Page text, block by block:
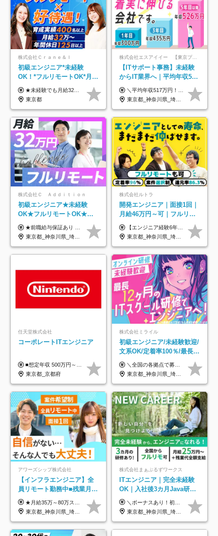
株式会社Ｃｒａｎｅ＆Ｉ
初級エンジニア*未経験
OK！*フルリモートOK*月給
32万～*残業月9.8h*1ヶ月の
研修*資格取得率100％
★未経験でも月給32万円スタート★ 月収32万円～35万円＋各種手当（資格手当だけで毎月15万の上乗せ実績あり！） ★資格手当豊富！1資格につき最大3万円支給 ★功績手当の導入で、毎月のお給与に上乗せで最大10万円支給している社員も！ ★1回の昇級で年収数十万UPも可 ★ゆくゆくは年収1000万以上も目指せる 年俸384万円～1,162万8,000円（12分割） ※経験・スキルを考慮の上決定します ※上記金額には固定残業代（月30h分・60,800円～66,500円）を含みます ※超過分は別途全額支給します ※試用期間2ヶ月間あり（その他待遇に差異はありません）
東京都
株式会社エスアイイー 【東京プロマーケット上場】
【ITサポート事務】未経験
からIT業界へ｜平均年収517
万円｜ホワイト企業認定｜
年休134日｜リモートOK
＼平均年収517万円！入社5年目まで毎年必ず昇給／ ■賞与年3回 ■年収800万円以上も可 ■入社3年以上の平均年収469.2万円 月給23万2000円以上＋賞与年3回＋各種手当 ☆入社5年目まで最大1万5000円の定期昇給を確約 ┃各種手当充実 ・規定の資格を取得すれば、2000円～5万円を毎月支給（2万4000円～60万円／年） ・研修中に取得した取得率95％の資格でも研修後の給料UP ※月給は年齢・経験・能力を考慮して、優遇いたします ※上記月給金額は固定残業代（20時間/3万1300円円以上）を含み、超過分は別途支給いたします ※試用期間（6ヶ月）は月給に変動はありますが、その他待遇に差異はありません ├入社後1ヶ月～3ヶ月間は、月給20万1900円となります └上記金額は固定残業代（10時間／1万6000円）を含み、超過分は別途支給いたします
東京都_神奈川県_埼玉県_千葉県_大阪府_愛知県_北海道_青森県_岩手県_宮城県_秋田県_山形県_福島県_茨城県_栃木県_群馬県_新潟県_山梨県_長野県_富山県_石川県_福井県_静岡県_岐阜県_三重県_兵庫県_京都府_滋賀県_奈良県_和歌山県_広島県_岡山県_鳥取県_島根県_山口県_徳島県_香川県_愛媛県_高知県_福岡県_熊本県_佐賀県_長崎県_大分県_宮崎県_鹿児島県_沖縄県
株式会社Ｃ Ａｄｄｉｔｉｏｎ
初級エンジニア★未経験
OK★フルリモートOK★月
給32万円～★残業月10h＆
年休120日以上★副業可
★前職給与保証あり ★月給32万円以上＋インセンティブあり 月給32万円以上＋インセンティブ＋各種手当 ※上記には固定残業代（月30時間・44,400円～）を含みます ※超過分は別途支給します ※試用期間はございません ★＼成果＝あなたの収入／★ 【1】案件単価ー8万円＝あなたの給与 参画したプロジェクトの案件単価から 一律8万円引いた金額があなたの給与です！ （月給例） ■1人称での構築・小規模な詳細設計 案件単価55万円ー8万円＝月給47万円（還元率85.5%） ■大型案件の設計・構築やプロジェクト管理 案件単価90万円ー8万円＝月給82万円（還元率91.1%） ‥‥‥‥‥‥‥‥‥‥‥‥‥‥‥‥‥‥ 【2】月給の他にも豊富なインセンティブあり 全員が月3～13万円のインセンティブをゲットしています！ ≪インセンティブ制度≫ 稼働している現場で増員・交代が発生し、 当社の人員を配属が決定した際に支給。 ◇C Addition正社員が参画 ：実粗利の10%／毎月 ◇協力会社所属の社員が参画：実粗利の30%／毎月 ≪リファラル制度≫ あなたの知り合いが当社のメンバーになった際に、 毎月1人あたり2万円支給します◎ ‥‥‥‥‥‥‥‥‥‥‥‥‥‥‥‥‥‥
東京都_神奈川県_埼玉県_千葉県_大阪府_愛知県_北海道_青森県_岩手県_宮城県_秋田県_山形県_福島県_茨城県_栃木県_群馬県_新潟県_山梨県_長野県_富山県_石川県_福井県_静岡県_岐阜県_三重県_兵庫県_京都府_滋賀県_奈良県_和歌山県_広島県_岡山県_鳥取県_島根県_山口県_徳島県_香川県_愛媛県_高知県_福岡県_熊本県_佐賀県_長崎県_大分県_宮崎県_鹿児島県_沖縄県
株式会社ルトラ
開発エンジニア｜面接1回｜
月給46万円～可｜フルリモ
ートも可｜案件選択制｜定
着率96％以上｜副業OK｜住
宅手当
【エンジニア経験6年以上の方】 月給46万円～100万円（固定残業代含む） ※上記月給には月30時間分の固定残業代（月8万7,400円～月19万円）を含む。超過分は全額支給。 【エンジニア経験4年以上の方】 月給42万円～100万円（固定残業代含む） ※上記月給には月30時間分の固定残業代（月7万9,800円～月19万円）を含む。超過分は全額支給。 【エンジニア経験4年未満の方】 月給38万円～100万円（固定残業代含む） ※上記月給には月30時間分の固定残業代（月7万2,200円～月19万円）を含む。超過分は全額支給。 ※経験、スキル、前職給与などを踏まえて決定。 ◆ルトラの給与制度のポイント！◆ ・社員の95%が入社時に年収UP！最高で300万円UPの実績も ・平均還元率86.3%（交通費・住宅手当・会社負担分の社保も含む） ・人柄やポテンシャルを評価し、スキル以上の希望年収を提示することも ・退職金制度やリファラル手当（平均50万円）あり
東京都_神奈川県_埼玉県_千葉県_大阪府_愛知県_北海道_青森県_岩手県_宮城県_秋田県_山形県_福島県_茨城県_栃木県_群馬県_新潟県_山梨県_長野県_富山県_石川県_福井県_静岡県_岐阜県_三重県_兵庫県_京都府_滋賀県_奈良県_和歌山県_広島県_岡山県_鳥取県_島根県_山口県_徳島県_香川県_愛媛県_高知県_福岡県_熊本県_佐賀県_長崎県_大分県_宮崎県_鹿児島県_沖縄県
任天堂株式会社
コーポレートITエンジニア
■想定年収 500万円～900万円 月給制 月給278,000円～ ※残業が発生した場合、残業代を別途全額支給します ※試用期間2ヶ月あり(待遇や給与に差異はありません)
東京都_京都府
株式会社ミライル
初級エンジニア/未経験歓迎/
文系OK/定着率100％/最長1
年の自社ITスクール研修あ
り/年休130日
＼全国の各拠点で募集中！／ 給与は以下の通り、勤務地により異なります。 札幌：月給23万円～27万円 仙台：月給22万円～26万円 新潟：月給22万円～26万円 東京：月給26万円～30万円 大阪：月給24万円～29万円 福岡：月給23.5万円～27万円 沖縄：月給21万円～26万円 ◎給与は知識や経験を考慮して決定します。 ◎残業は別途全額支給します。 ◎試用期間12カ月あり（給与は以下の通りです。その他条件に変更はありません） （試用期間の給与） 札幌：月給18.6万円～ 仙台：月給19万円～ 新潟：月給18万円～ 東京：月給22万円～ 大阪：月給20.8万円～ 福岡：月給19万円～ 沖縄：月給18万円～
東京都_神奈川県_埼玉県_千葉県_大阪府_愛知県_北海道_青森県_岩手県_宮城県_秋田県_山形県_福島県_茨城県_栃木県_群馬県_新潟県_山梨県_長野県_富山県_石川県_福井県_静岡県_岐阜県_三重県_兵庫県_京都府_滋賀県_奈良県_和歌山県_広島県_岡山県_鳥取県_島根県_山口県_徳島県_香川県_愛媛県_高知県_福岡県_熊本県_佐賀県_長崎県_大分県_宮崎県_鹿児島県_沖縄県
アワーズシップ株式会社
【インフラエンジニア】全
員リモート勤務中■残業月
3h■最大3ヶ月の連休あり■
年休126日■20～30代活躍
中！
★月給35万～80万スタートも可 【未経験の方】 ■月給26万～80万＋賞与年2回（年2ヶ月分） 【何かしらのインフラエンジニア経験をお持ちの方】 ■月給35万～80万＋賞与年2回（年2ヶ月分） ※スキル・経験などを考慮し決定します ※試用期間6ヶ月あり。期間中は契約社員となります。その他の待遇に差異はありません（試用期間終了後、昇給の可能性あり） ※上記金額には固定残業代（月30時間分／4万9600円～15万2600円）を含みます。超過分は別途支給いたします。 ＼頑張りはインセンティブで還元！／ クライアントに貢献度を評価され、当社のエンジニアが追加で案件に参画することになるなど、会社にとって利益になる行動はしっかり評価します。 会社の成長に貢献できていることを実感でき、「もっと頑張ろう」と思える体制づくりを整えています！
東京都_神奈川県_埼玉県_千葉県_大阪府
株式会社まぁぶるずワークス
ITエンジニア｜完全未経験
OK｜入社後3カ月Java研修
｜リモート率8割以上｜充実
のキャリア支援｜残業月10h
＼ボーナスあり！初年度から年収300万円以上／ ■月給25万円～35万円＋残業代全額支給＋各種手当＋賞与年1回 ◎経験・年齢・スキルなどを考慮し、できるだけ優遇します ◎試用期間中(3カ月)は契約社員で、月給21万円＋諸手当になります。 (試用期間中は残業が発生しません。その他の待遇に変更はありません) ----------------- ＼3つの評価軸！実力次第で早期収入アップ！／ 【1】スキル(IT理解、実装力、設計) 【2】実務力(現場評価、コミュ力、品質) 【3】姿勢(自走力、意欲、責任感) この3つの評価軸で、3カ月ごとに評価。社内グレードにより、給与が決まる明確な仕組みです。何ができれば給与が上がるのか分かりやすく、実力や努力次第で早期に収入を増やせます！ 【固定残業代について】 なし（残業代は、実際の労働時間に応じて別途全額支給）
東京都_神奈川県_埼玉県_千葉県_大阪府_愛知県_北海道_青森県_岩手県_宮城県_秋田県_山形県_福島県_茨城県_栃木県_群馬県_新潟県_山梨県_長野県_富山県_石川県_福井県_静岡県_岐阜県_三重県_兵庫県_京都府_滋賀県_奈良県_和歌山県_広島県_岡山県_鳥取県_島根県_山口県_徳島県_香川県_愛媛県_高知県_福岡県_熊本県_佐賀県_長崎県_大分県_宮崎県_鹿児島県_沖縄県